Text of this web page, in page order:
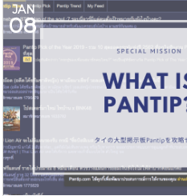
JAN
08